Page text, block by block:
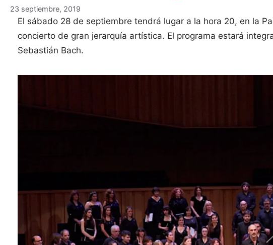
23 septiembre, 2019
El sábado 28 de septiembre tendrá lugar a la hora 20, en la
concierto de gran jerarquía artística. El programa estará
Sebastián Bach.